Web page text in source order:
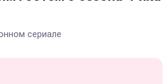
сериале